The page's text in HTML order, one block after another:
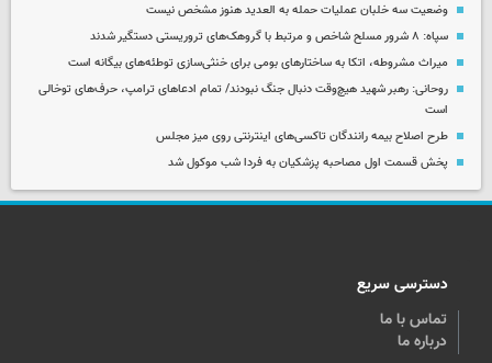
وضعیت سه خلبان عملیات حمله به العدید هنوز مشخص نیست
سپاه: ۸ شرور مسلح شاخص و مرتبط با گروهک‌های تروریستی دستگیر شدند
میراث مشروطه، اتکا به ساختارهای بومی برای خنثی‌سازی توطئه‌های بیگانه است
روحانی: رهبر شهید هیچ‌وقت دنبال جنگ نبودند/ تمام ادعاهای ترامپ، حرف‌های توخالی
است
طرح اصلاح بیمه رانندگان تاکسی‌های اینترنتی روی میز مجلس
پخش قسمت اول مصاحبه پزشکیان به فردا شب موکول شد
دسترسی سریع
تماس با ما
درباره ما